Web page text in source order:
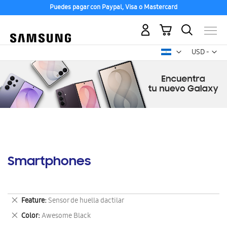
Puedes pagar con Paypal, Visa o Mastercard
USD -
dólar
Mi carrito
Smartphones
Feature Sensor de huella dactilar
Eliminar
este
artículo
Color Awesome Black
Eliminar